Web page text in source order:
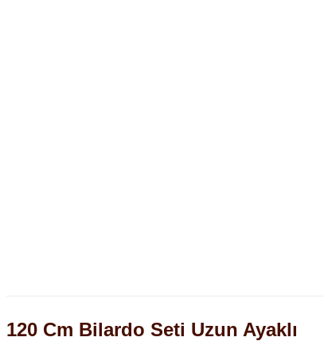
120 Cm Bilardo Seti Uzun Ayaklı